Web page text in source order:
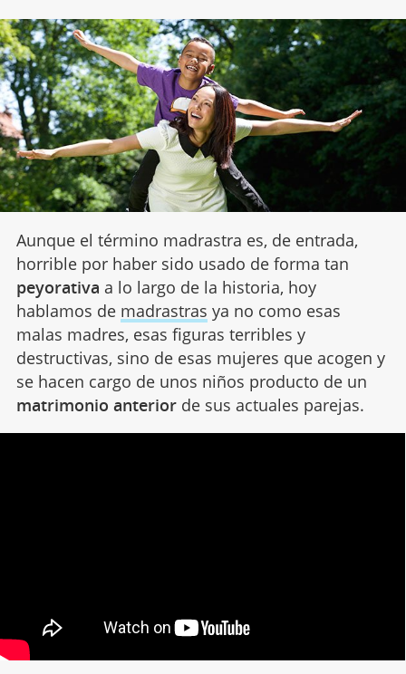
Aunque el término madrastra es, de entrada,
horrible por haber sido usado de forma tan
peyorativa a lo largo de la historia, hoy
hablamos de madrastras ya no como esas
malas madres, esas figuras terribles y
destructivas, sino de esas mujeres que acogen y
se hacen cargo de unos niños producto de un
matrimonio anteriorde sus actuales parejas.